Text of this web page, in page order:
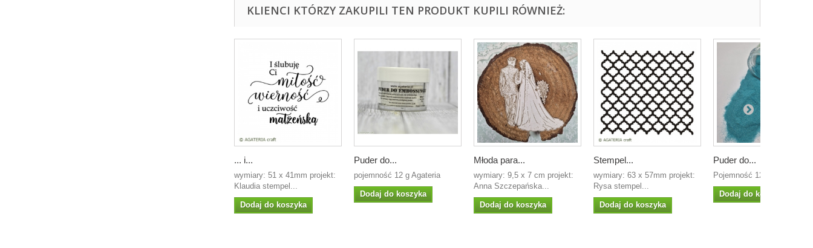
KLIENCI KTÓRZY ZAKUPILI TEN PRODUKT KUPILI RÓWNIEŻ:
... i...
wymiary: 51 x 41mm projekt:
Klaudia stempel...
Dodaj do koszyka
Puder do...
pojemność 12 g Agateria
Dodaj do koszyka
Młoda para...
wymiary: 9,5 x 7 cm projekt:
Anna Szczepańska...
Dodaj do koszyka
Stempel...
wymiary: 63 x 57mm projekt:
Rysa stempel...
Dodaj do koszyka
Puder do...
Pojemność 12g
Dodaj do koszyka